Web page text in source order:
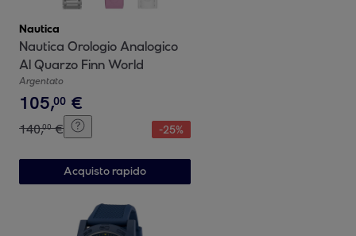
Nautica
Nautica Orologio Analogico
Al Quarzo Finn World
Argentato
105,00 €
140,00 € -25%
Acquisto rapido